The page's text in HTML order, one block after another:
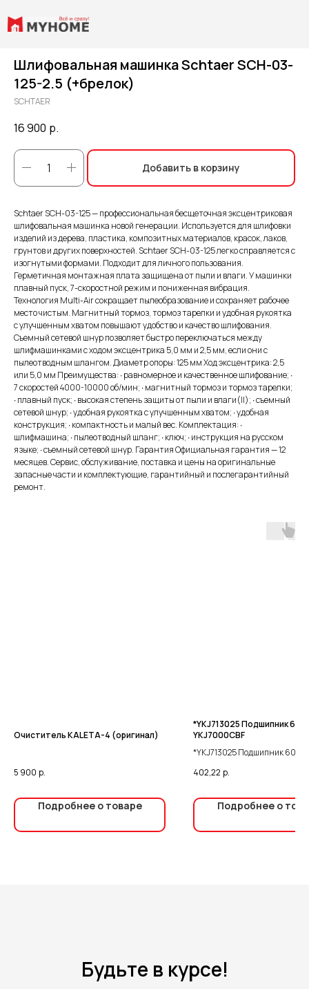
Шлифовальная машинка Schtaer SCH-03-
125-2.5 (+брелок)
SCHTAER
16 900 р.
Добавить в корзину
Schtaer SCH-03-125 — профессиональная бесщеточная эксцентриковая
шлифовальная машинка новой генерации. Используется для шлифовки
изделий из дерева, пластика, композитных материалов, красок, лаков,
грунтов и других поверхностей. Schtaer SCH-03-125 легко справляется с
изогнутыми формами. Подходит для личного пользования.
Герметичная монтажная плата защищена от пыли и влаги. У машинки
плавный пуск, 7-скоростной режим и пониженная вибрация.
Технология Multi-Air сокращает пылеобразование и сохраняет рабочее
место чистым. Магнитный тормоз, тормоз тарелки и удобная рукоятка
с улучшенным хватом повышают удобство и качество шлифования.
Съемный сетевой шнур позволяет быстро переключаться между
шлифмашинками с ходом эксцентрика 5,0 мм и 2,5 мм, если они с
пылеотводным шлангом. Диаметр опоры: 125 мм Ход эксцентрика: 2,5
или 5,0 мм Преимущества: ∙ равномерное и качественное шлифование; ∙
7 скоростей 4000-10000 об/мин; ∙ магнитный тормоз и тормоз тарелки;
∙ плавный пуск; ∙ высокая степень защиты от пыли и влаги(II); ∙ съемный
сетевой шнур; ∙ удобная рукоятка с улучшенным хватом; ∙ удобная
конструкция; ∙ компактность и малый вес. Комплектация: ∙
шлифмашина; ∙ пылеотводный шланг; ∙ ключ; ∙ инструкция на русском
языке; ∙ съемный сетевой шнур. Гарантия Официальная гарантия — 12
месяцев. Сервис, обслуживание, поставка и цены на оригинальные
запасные части и комплектующие, гарантийный и послегарантийный
ремонт.
Очиститель KALETA-4 (оригинал)
5 900 р.
Подробнее о товаре
*YKJ713025 Подшипник
YKJ7000CBF
*YKJ713025 Подшипник 6001-
402,22 р.
Подробнее о
Будьте в курсе!